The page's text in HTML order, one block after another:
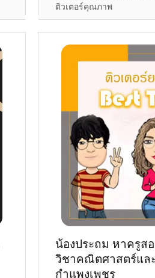
ติวเตอร์คุณภาพ
น้องประถม หาครูส
วิชาคณิตศาสตร์แล
กำแพงเพชร